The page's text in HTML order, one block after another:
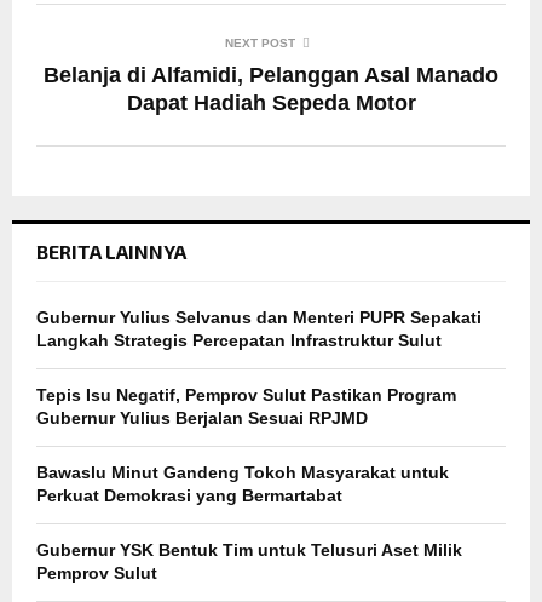
NEXT POST
Belanja di Alfamidi, Pelanggan Asal Manado
Dapat Hadiah Sepeda Motor
BERITA LAINNYA
Gubernur Yulius Selvanus dan Menteri PUPR Sepakati
Langkah Strategis Percepatan Infrastruktur Sulut
Tepis Isu Negatif, Pemprov Sulut Pastikan Program
Gubernur Yulius Berjalan Sesuai RPJMD
Bawaslu Minut Gandeng Tokoh Masyarakat untuk
Perkuat Demokrasi yang Bermartabat
Gubernur YSK Bentuk Tim untuk Telusuri Aset Milik
Pemprov Sulut